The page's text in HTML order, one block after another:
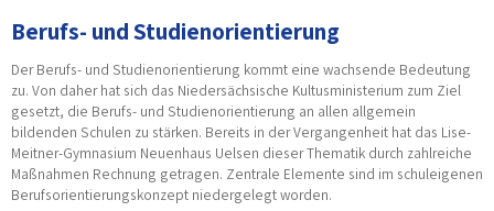
Berufs- und Studienorientierung
Der Berufs- und Studienorientierung kommt eine wachsende Bedeutung
zu. Von daher hat sich das Niedersächsische Kultusministerium zum Ziel
gesetzt, die Berufs- und Studienorientierung an allen allgemein
bildenden Schulen zu stärken. Bereits in der Vergangenheit hat das Lise-
Meitner-Gymnasium Neuenhaus Uelsen dieser Thematik durch zahlreiche
Maßnahmen Rechnung getragen. Zentrale Elemente sind im schuleigenen
Berufsorientierungskonzept niedergelegt worden.